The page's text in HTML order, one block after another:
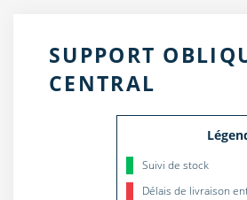
SUPPORT
CENTRAL
Suivi de stock
Délais de livraison